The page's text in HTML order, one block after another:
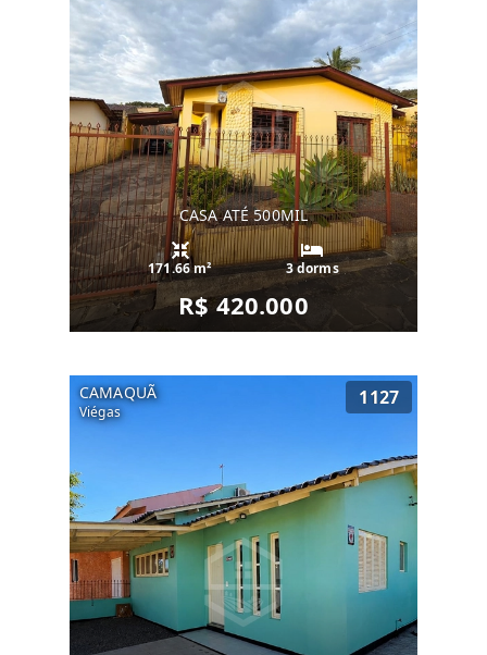
CASA ATÉ 500MIL
171.66 m² 3 dorms
R$ 420.000
CAMAQUÃ
Viégas
1127